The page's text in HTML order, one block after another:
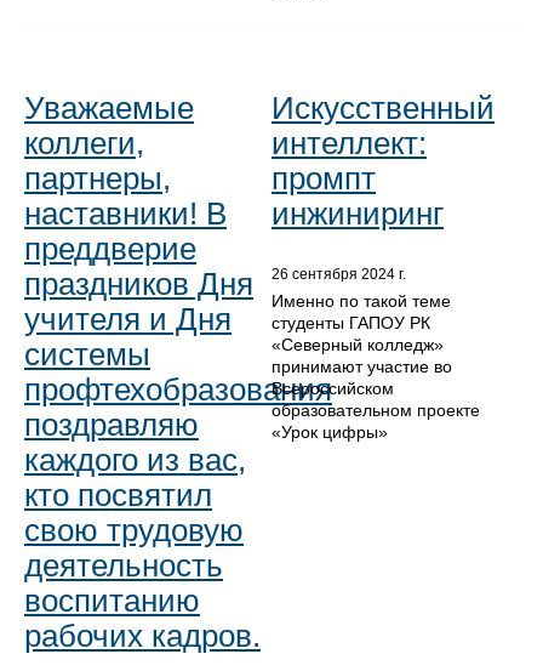
Уважаемые
коллеги,
партнеры,
наставники! В
преддверие
праздников Дня
учителя и Дня
системы
профтехобразования
поздравляю
каждого из вас,
кто посвятил
свою трудовую
деятельность
воспитанию
рабочих кадров.
Искусственный
интеллект:
промпт
инжиниринг
26 сентября 2024 г.
Именно по такой теме
студенты ГАПОУ РК
«Северный колледж»
принимают участие во
Всероссийском
образовательном проекте
«Урок цифры»